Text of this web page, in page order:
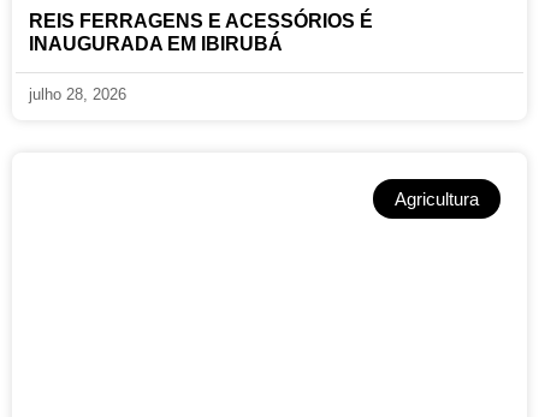
REIS FERRAGENS E ACESSÓRIOS É
INAUGURADA EM IBIRUBÁ
julho 28, 2026
Agricultura